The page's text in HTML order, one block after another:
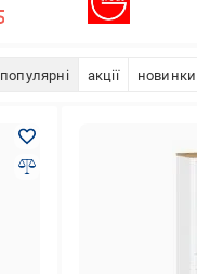
популярні акції новинки